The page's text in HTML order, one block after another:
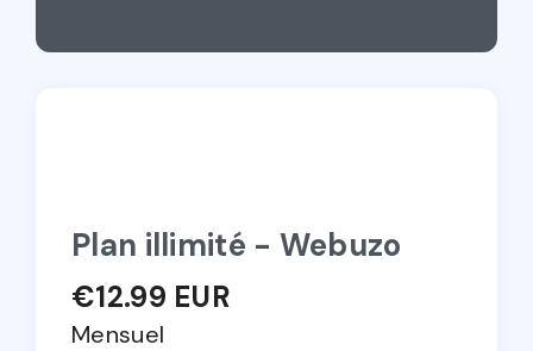
Plan illimité - Webuzo
€12.99 EUR
Mensuel